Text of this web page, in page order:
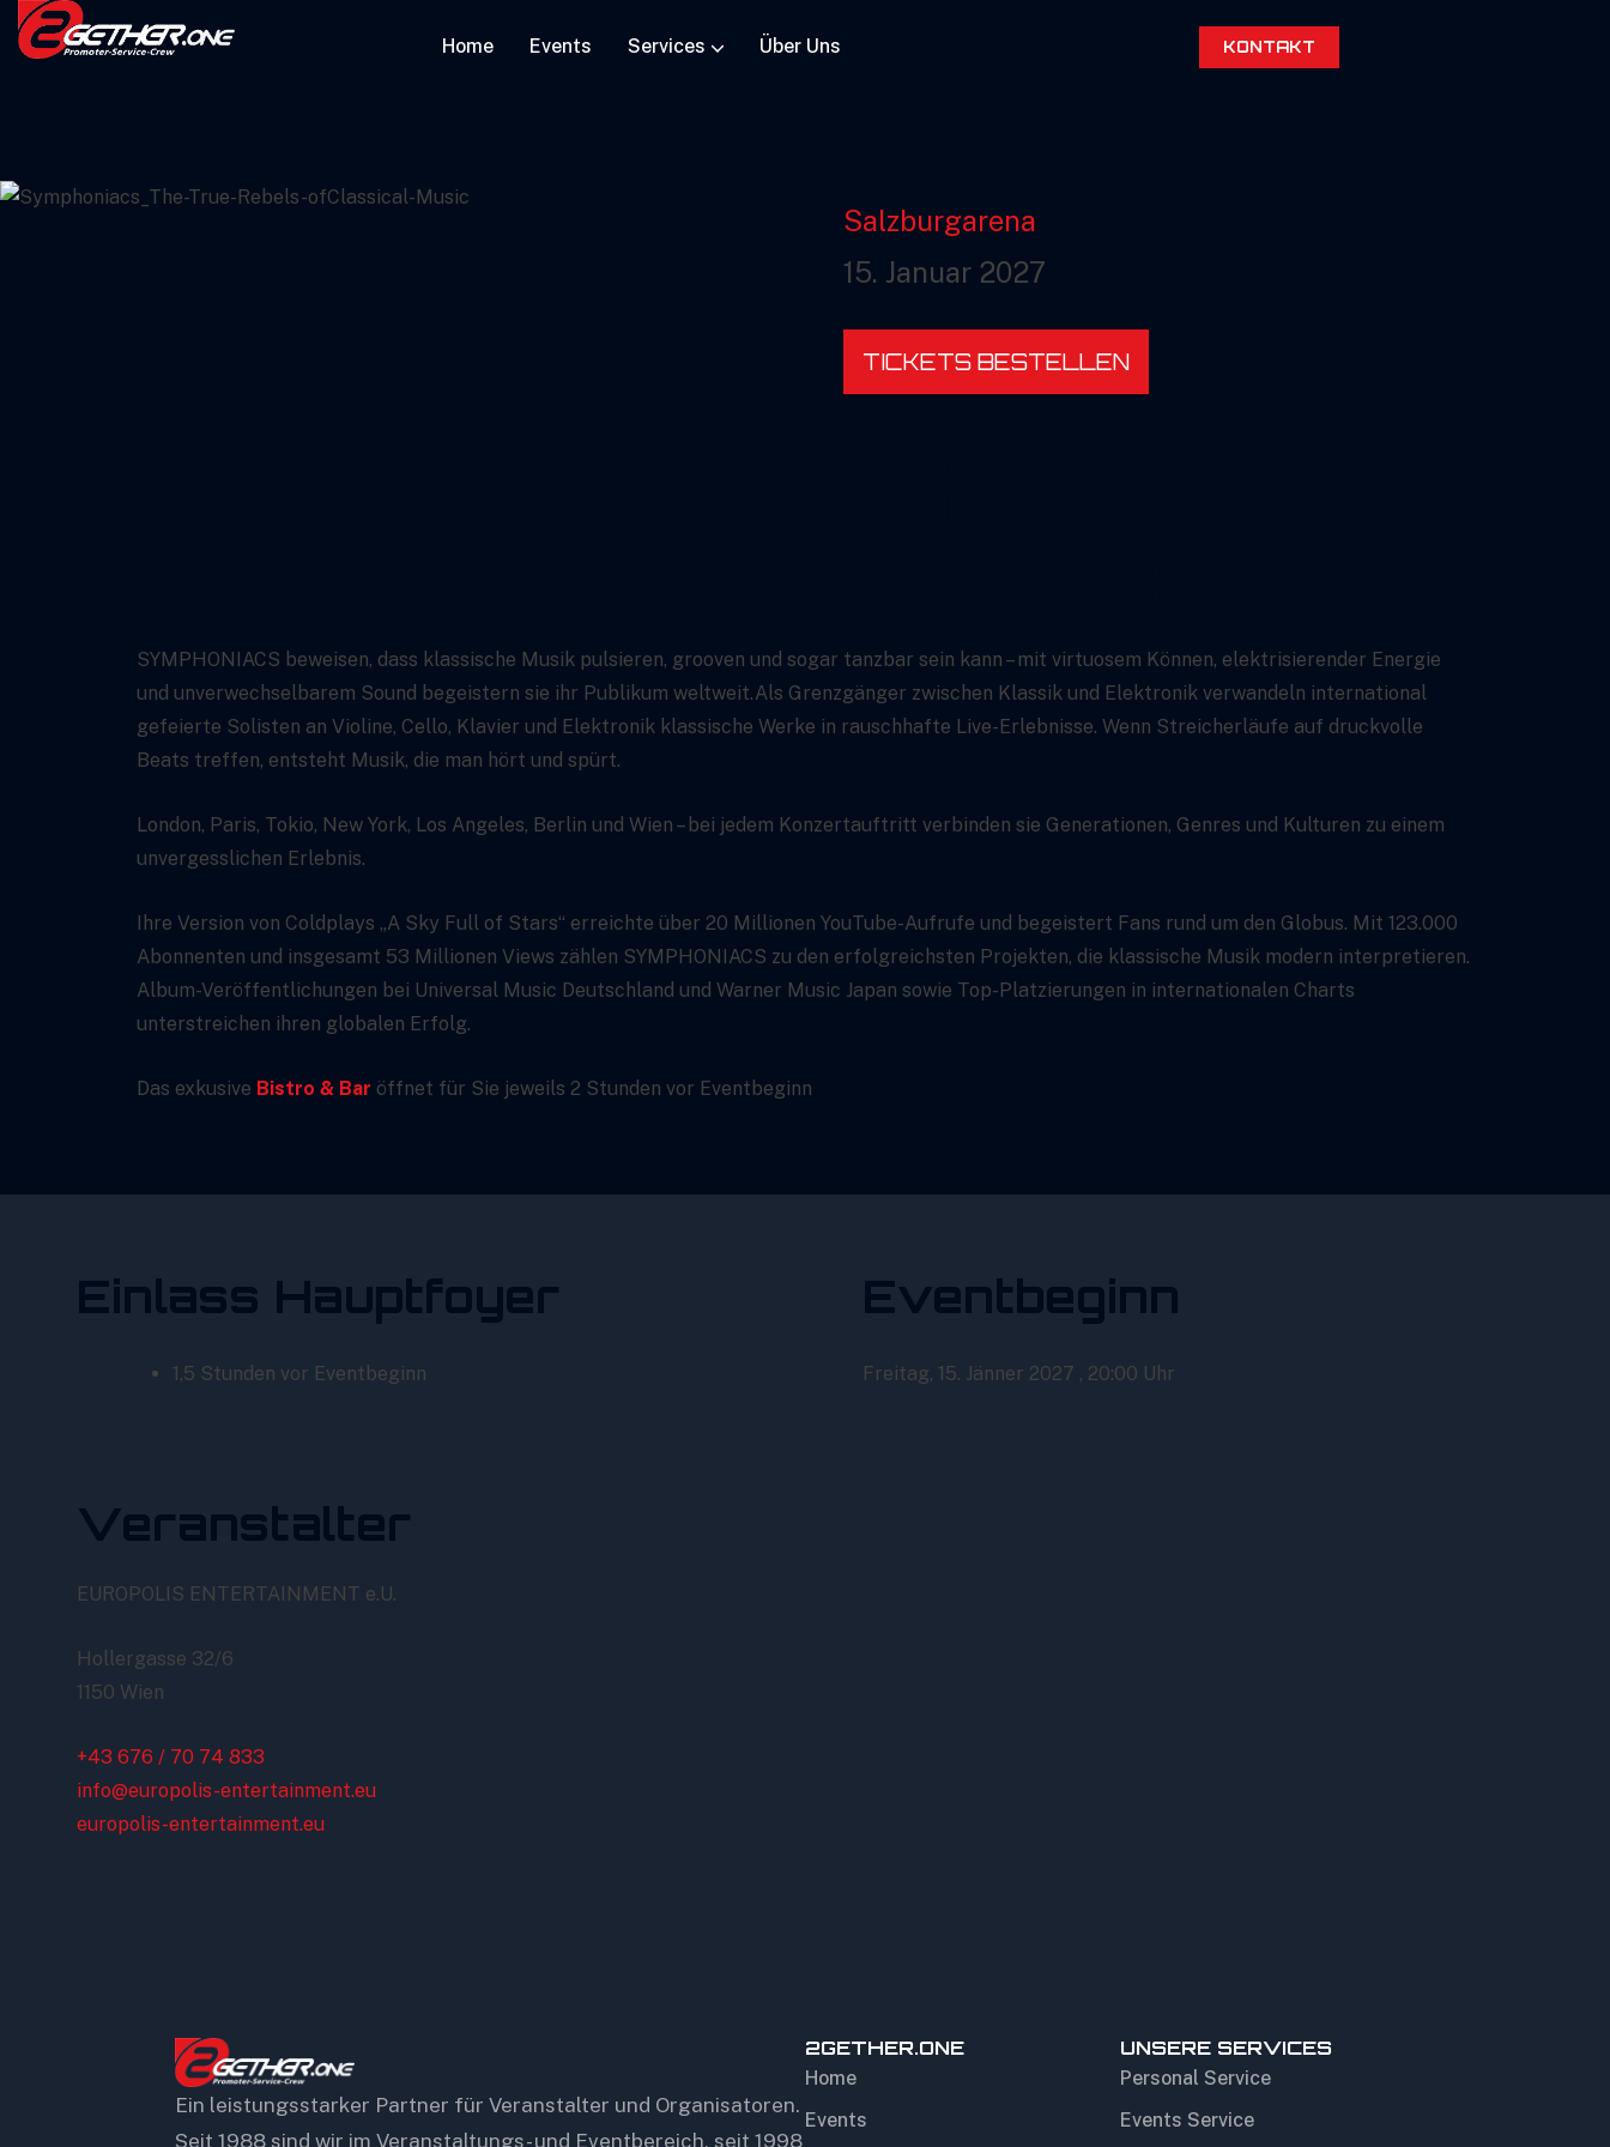
Home Events Services Über Uns KONTAKT
SYMPHONIACS
Salzburgarena
15. Januar 2027
TICKETS BESTELLEN
SYMPHONIACS beweisen, dass klassische Musik pulsieren, grooven und sogar tanzbar sein kann – mit virtuosem Können, elektrisierender Energie
und unverwechselbarem Sound begeistern sie ihr Publikum weltweit.Als Grenzgänger zwischen Klassik und Elektronik verwandeln international
gefeierte Solisten an Violine, Cello, Klavier und Elektronik klassische Werke in rauschhafte Live-Erlebnisse. Wenn Streicherläufe auf druckvolle
Beats treffen, entsteht Musik, die man hört und spürt.
London, Paris, Tokio, New York, Los Angeles, Berlin und Wien – bei jedem Konzertauftritt verbinden sie Generationen, Genres und Kulturen zu einem
unvergesslichen Erlebnis.
Ihre Version von Coldplays „A Sky Full of Stars“ erreichte über 20 Millionen YouTube-Aufrufe und begeistert Fans rund um den Globus. Mit 123.000
Abonnenten und insgesamt 53 Millionen Views zählen SYMPHONIACS zu den erfolgreichsten Projekten, die klassische Musik modern interpretieren.
Album-Veröffentlichungen bei Universal Music Deutschland und Warner Music Japan sowie Top-Platzierungen in internationalen Charts
unterstreichen ihren globalen Erfolg.
Das exkusive Bistro & Bar öffnet für Sie jeweils 2 Stunden vor Eventbeginn
Einlass Hauptfoyer
1,5 Stunden vor Eventbeginn
Eventbeginn
Freitag, 15. Jänner 2027 , 20:00 Uhr
Veranstalter
EUROPOLIS ENTERTAINMENT e.U.
Hollergasse 32/6
1150 Wien
+43 676 / 70 74 833
info@europolis-entertainment.eu
europolis-entertainment.eu
Ein leistungsstarker Partner für Veranstalter und Organisatoren.
Seit 1988 sind wir im Veranstaltungs- und Eventbereich, seit 1998
2GETHER.ONE
Home
Events
UNSERE SERVICES
Personal Service
Events Service